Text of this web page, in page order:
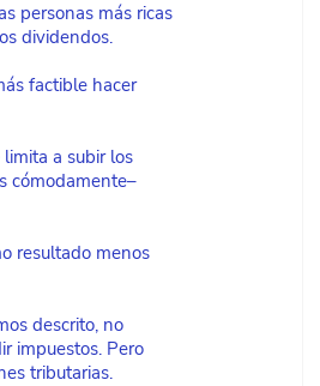
personas más ricas
dividendos.
factible hacer
a subir los
cómodamente–
resultado menos
descrito, no
impuestos. Pero
tributarias.